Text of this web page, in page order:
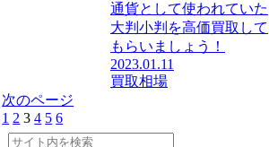
通貨として使われていた
大判小判を高価買取して
もらいましょう！
2023.01.11
買取相場
次のページ
1 2 3 4 5 6